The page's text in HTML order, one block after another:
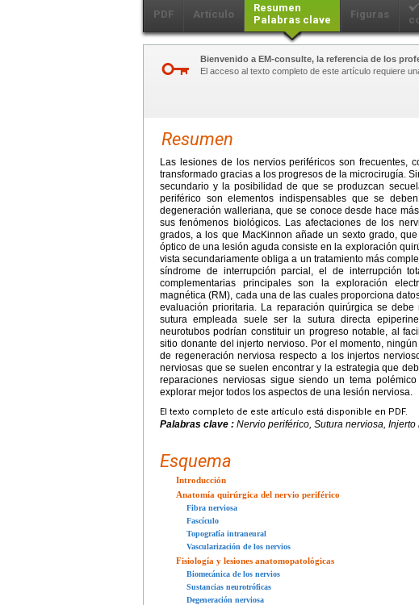
PDF Artículo
Resumen
Palabras clave
Figuras
Bienvenido a EM-consulte, la referencia de los
El acceso al texto completo de este artículo requiere
Resumen
Las lesiones de los nervios periféricos son frecuentes,
transformado gracias a los progresos de la microcirugía.
secundario y la posibilidad de que se produzcan
periférico son elementos indispensables que se
degeneración walleriana, que se conoce desde hace
sus fenómenos biológicos. Las afectaciones de los
grados, a los que MacKinnon añade un sexto grado,
óptico de una lesión aguda consiste en la exploración
vista secundariamente obliga a un tratamiento más
síndrome de interrupción parcial, el de interrupción
complementarias principales son la exploración
magnética (RM), cada una de las cuales proporciona
evaluación prioritaria. La reparación quirúrgica se
sutura empleada suele ser la sutura directa
neurotubos podrían constituir un progreso notable, al
sitio donante del injerto nervioso. Por el momento,
de regeneración nerviosa respecto a los injertos
nerviosas que se suelen encontrar y la estrategia que
reparaciones nerviosas sigue siendo un tema
explorar mejor todos los aspectos de una lesión nerviosa.
El texto completo de este artículo está disponible en PDF.
Palabras clave : Nervio periférico, Sutura nerviosa,
Esquema
Introducción
Anatomía quirúrgica del nervio periférico
Fibra nerviosa
Fascículo
Topografía intraneural
Vascularización de los nervios
Fisiología y lesiones anatomopatológicas
Biomecánica de los nervios
Sustancias neurotróficas
Degeneración nerviosa